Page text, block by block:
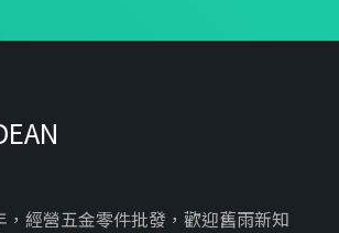
經營五金零件批發，歡迎舊雨新知